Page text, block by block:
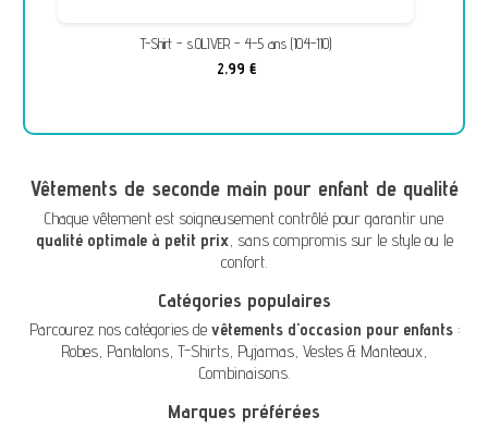
T-Shirt - s.OLIVER - 4-5 ans (104-110)
2,99 €
Vêtements de seconde main pour enfant de qualité
Chaque vêtement est soigneusement contrôlé pour garantir une
qualité optimale à petit prix, sans compromis sur le style ou le
confort.
Catégories populaires
Parcourez nos catégories de vêtements d'occasion pour enfants:
Robes, Pantalons, T-Shirts, Pyjamas, Vestes & Manteaux,
Combinaisons.
Marques préférées